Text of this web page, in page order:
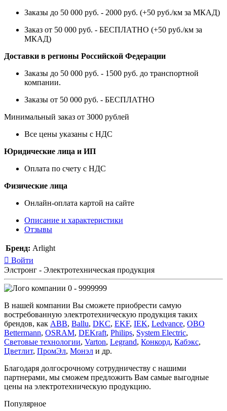
Заказы до 50 000 руб. - 2000 руб. (+50 руб./км за МКАД)
Заказ от 50 000 руб. - БЕСПЛАТНО (+50 руб./км за
МКАД)
Доставки в регионы Российской Федерации
Заказы до 50 000 руб. - 1500 руб. до транспортной
компании.
Заказы от 50 000 руб. - БЕСПЛАТНО
Минимальный заказ от 3000 рублей
Все цены указаны с НДС
Юридические лица и ИП
Оплата по счету с НДС
Физические лица
Онлайн-оплата картой на сайте
Описание и характеристики
Отзывы
Бренд: Arlight
Войти
Элстронг - Электротехническая продукция
0 - 9999999
В нашей компании Вы сможете приобрести самую
востребованную электротехническую продукция таких
брендов, как ABB, Ballu, DKC, EKF, IEK, Ledvance, OBO
Bettermann, OSRAM, DEKraft, Philips, System Electric,
Световые технологии, Varton, Legrand, Конкорд, Кабэкс,
Цветлит, ПромЭл, Монэл и др.
Благодаря долгосрочному сотрудничеству с нашими
партнерами, мы сможем предложить Вам самые выгодные
цены на электротехническую продукцию.
Популярное